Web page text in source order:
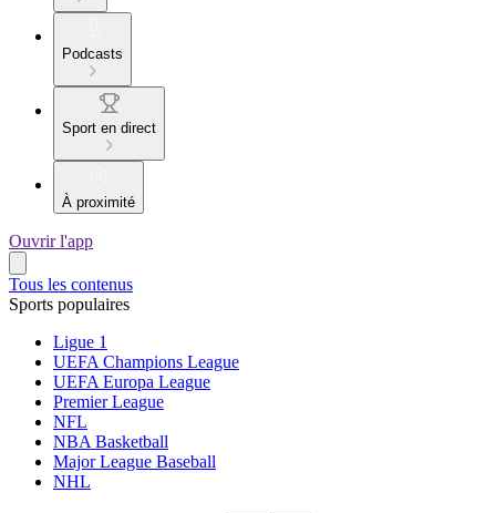
Podcasts
Sport en direct
À proximité
Ouvrir l'app
Tous les contenus
Sports populaires
Ligue 1
UEFA Champions League
UEFA Europa League
Premier League
NFL
NBA Basketball
Major League Baseball
NHL